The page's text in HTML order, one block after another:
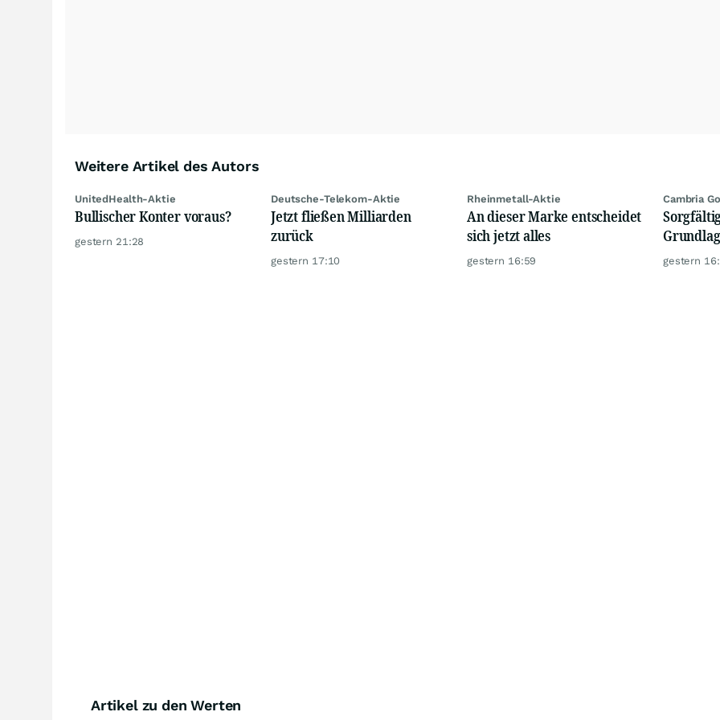
Weitere Artikel des Autors
UnitedHealth-Aktie
Bullischer Konter voraus?
gestern 21:28
Deutsche-Telekom-Aktie
Jetzt fließen Milliarden
zurück
gestern 17:10
Rheinmetall-Aktie
An dieser Marke entscheidet
sich jetzt alles
gestern 16:59
Cambria
gestern
Artikel zu den Werten